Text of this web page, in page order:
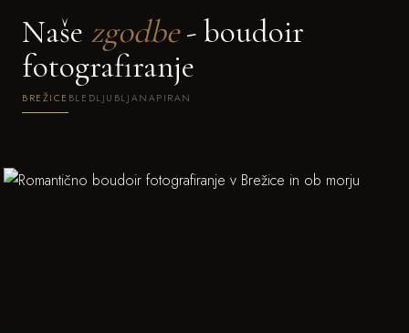
Naše zgodbe- boudoir
fotografiranje
BREŽICE BLEDLJUBLJANAPIRAN